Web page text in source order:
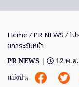
Home / PR NEWS / โป
ยกกระชับหน้า
PR NEWS |
12 พ.ค
แบ่งปัน